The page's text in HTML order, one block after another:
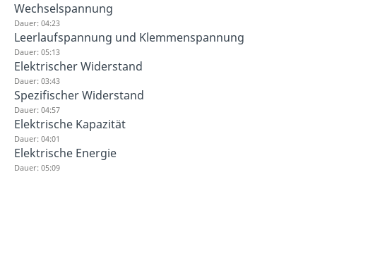
Wechselspannung
Dauer: 04:23
Leerlaufspannung und Klemmenspannung
Dauer: 05:13
Elektrischer Widerstand
Dauer: 03:43
Spezifischer Widerstand
Dauer: 04:57
Elektrische Kapazität
Dauer: 04:01
Elektrische Energie
Dauer: 05:09